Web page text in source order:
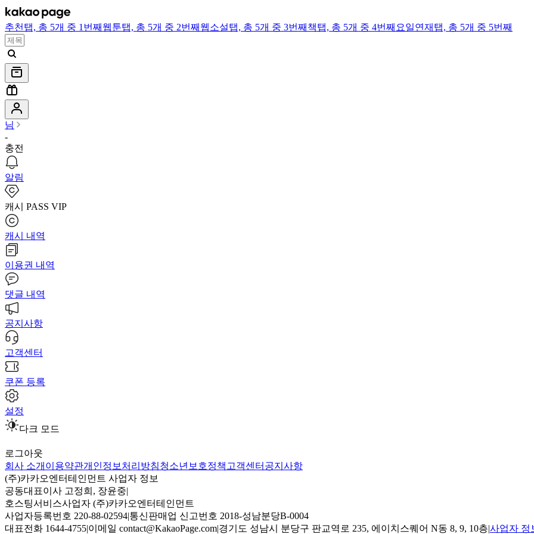
추천 탭, 총 5개 중 1번째 웹툰탭, 총 5개 중 2번째 웹소설탭, 총 5개 중 3번째 책탭, 총 5개 중 4번째 요일연재 탭, 총 5개 중 5번째
님
-
충전
알림
캐시 PASS VIP
캐시 내역
이용권 내역
댓글 내역
공지사항
고객센터
쿠폰 등록
설정
다크 모드
로그아웃
회사 소개 이용약관개인정보처리방침청소년보호정책 고객센터 공지사항
(주)카카오엔터테인먼트 사업자 정보
공동대표이사 고정희, 장윤중|
호스팅서비스사업자 (주)카카오엔터테인먼트
사업자등록번호 220-88-02594|통신판매업 신고번호 2018-성남분당B-0004
대표전화 1644-4755|이메일 contact@KakaoPage.com|경기도 성남시 분당구 판교역로 235, 에이치스퀘어 N동 8, 9, 10층|사업자 정